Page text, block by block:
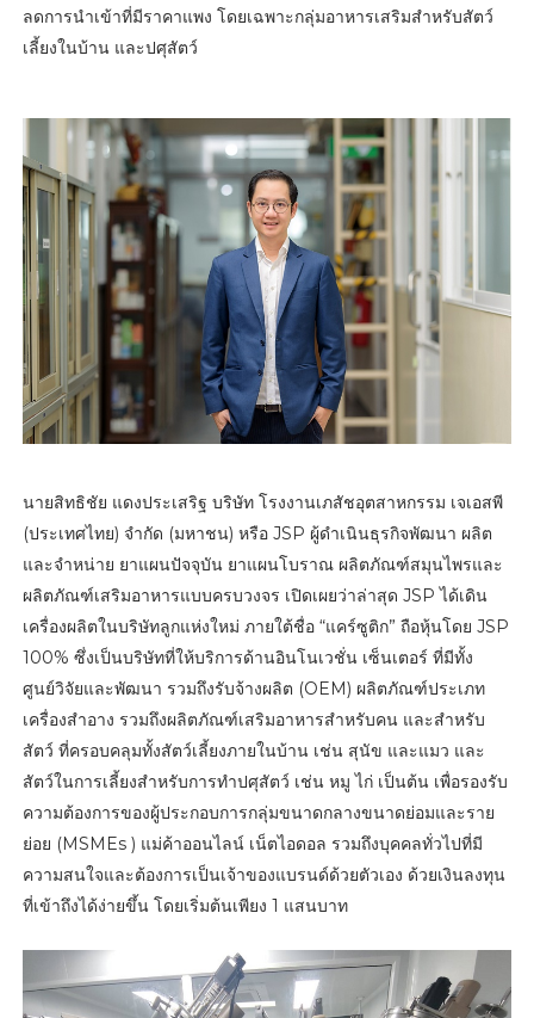
ลดการนำเข้าที่มีราคาแพง โดยเฉพาะกลุ่มอาหารเสริมสำหรับสัตว์
เลี้ยงในบ้าน และปศุสัตว์
นายสิทธิชัย แดงประเสริฐ บริษัท โรงงานเภสัชอุตสาหกรรม เจเอสพี
(ประเทศไทย) จำกัด (มหาชน) หรือ JSP ผู้ดำเนินธุรกิจพัฒนา ผลิต
และจำหน่าย ยาแผนปัจจุบัน ยาแผนโบราณ ผลิตภัณฑ์สมุนไพรและ
ผลิตภัณฑ์เสริมอาหารแบบครบวงจร เปิดเผยว่าล่าสุด JSP ได้เดิน
เครื่องผลิตในบริษัทลูกแห่งใหม่ ภายใต้ชื่อ “แคร์ซูติก” ถือหุ้นโดย JSP
100% ซึ่งเป็นบริษัทที่ให้บริการด้านอินโนเวชั่น เซ็นเตอร์ ที่มีทั้ง
ศูนย์วิจัยและพัฒนา รวมถึงรับจ้างผลิต (OEM) ผลิตภัณฑ์ประเภท
เครื่องสำอาง รวมถึงผลิตภัณฑ์เสริมอาหารสำหรับคน และสำหรับ
สัตว์ ที่ครอบคลุมทั้งสัตว์เลี้ยงภายในบ้าน เช่น สุนัข และแมว และ
สัตว์ในการเลี้ยงสำหรับการทำปศุสัตว์ เช่น หมู ไก่ เป็นต้น เพื่อรองรับ
ความต้องการของผู้ประกอบการกลุ่มขนาดกลางขนาดย่อมและราย
ย่อย (MSMEs ) แม่ค้าออนไลน์ เน็ตไอดอล รวมถึงบุคคลทั่วไปที่มี
ความสนใจและต้องการเป็นเจ้าของแบรนด์ด้วยตัวเอง ด้วยเงินลงทุน
ที่เข้าถึงได้ง่ายขึ้น โดยเริ่มต้นเพียง 1 แสนบาท